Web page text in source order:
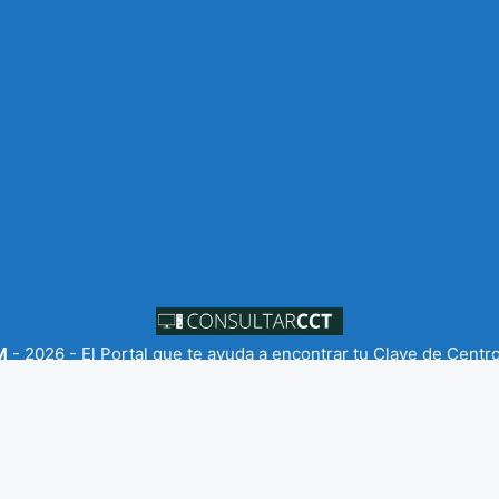
- 2026 - El Portal que te ayuda a encontrar tu Clave de